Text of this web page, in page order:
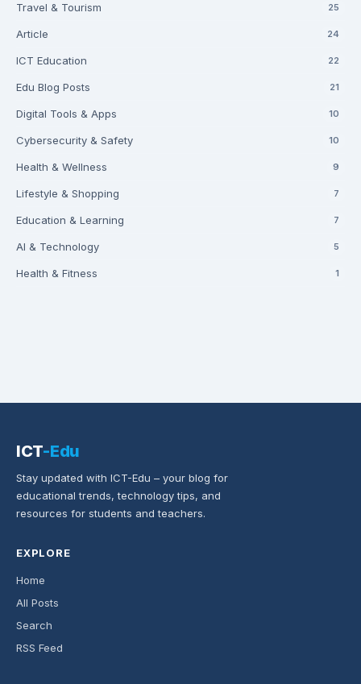
Travel & Tourism 25
Article 24
ICT Education 22
Edu Blog Posts 21
Digital Tools & Apps 10
Cybersecurity & Safety 10
Health & Wellness 9
Lifestyle & Shopping 7
Education & Learning 7
AI & Technology 5
Health & Fitness 1
ICT-Edu
Stay updated with ICT-Edu – your blog for
educational trends, technology tips, and
resources for students and teachers.
EXPLORE
Home
All Posts
Search
RSS Feed